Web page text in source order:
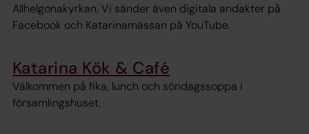
Allhelgonakyrkan. Vi sänder även digitala andakter på
Facebook och Katarinamässan på YouTube.
Katarina Kök & Café
Välkommen på fika, lunch och söndagssoppa i
församlingshuset.